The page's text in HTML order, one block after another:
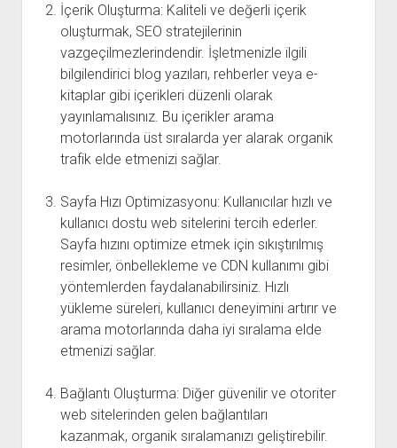
İçerik Oluşturma: Kaliteli ve değerli içerik
oluşturmak, SEO stratejilerinin
vazgeçilmezlerindendir. İşletmenizle ilgili
bilgilendirici blog yazıları, rehberler veya e-
kitaplar gibi içerikleri düzenli olarak
yayınlamalısınız. Bu içerikler arama
motorlarında üst sıralarda yer alarak organik
trafik elde etmenizi sağlar.
Sayfa Hızı Optimizasyonu: Kullanıcılar hızlı ve
kullanıcı dostu web sitelerini tercih ederler.
Sayfa hızını optimize etmek için sıkıştırılmış
resimler, önbellekleme ve CDN kullanımı gibi
yöntemlerden faydalanabilirsiniz. Hızlı
yükleme süreleri, kullanıcı deneyimini artırır ve
arama motorlarında daha iyi sıralama elde
etmenizi sağlar.
Bağlantı Oluşturma: Diğer güvenilir ve otoriter
web sitelerinden gelen bağlantıları
kazanmak, organik sıralamanızı geliştirebilir.